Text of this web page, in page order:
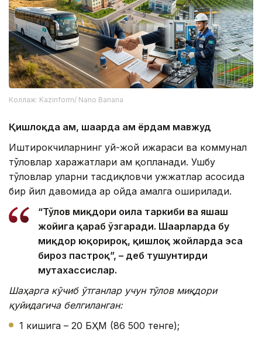
Коллаж: Kazinform/ Nano Banana
Қишлоқда ҳам, шаҳарда ҳам ёрдам мавжуд
Иштирокчиларнинг уй-жой ижараси ва коммунал
тўловлар харажатлари ҳам қопланади. Ушбу
тўловлар уларни тасдиқловчи ҳужжатлар асосида
бир йил давомида ҳар ойда амалга оширилади.
“Тўлов миқдори оила таркиби ва яшаш
жойига қараб ўзгаради. Шаҳарларда бу
миқдор юқорироқ, қишлоқ жойларда эса
бироз пастроқ”, – деб тушунтирди
мутахассислар.
Шаҳарга кўчиб ўтганлар учун тўлов миқдори
қуйидагича белгиланган:
1 кишига – 20 БҲМ (86 500 тенге);